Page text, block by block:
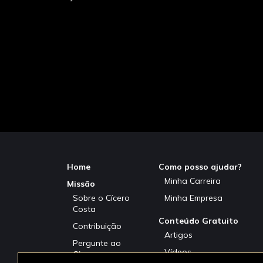
Home
Missão
Sobre o Cícero
Costa
Contribuição
Pergunte ao
Cícero
Como posso ajudar?
Minha Carreira
Minha Empresa
Conteúdo Gratuito
Artigos
Vídeos